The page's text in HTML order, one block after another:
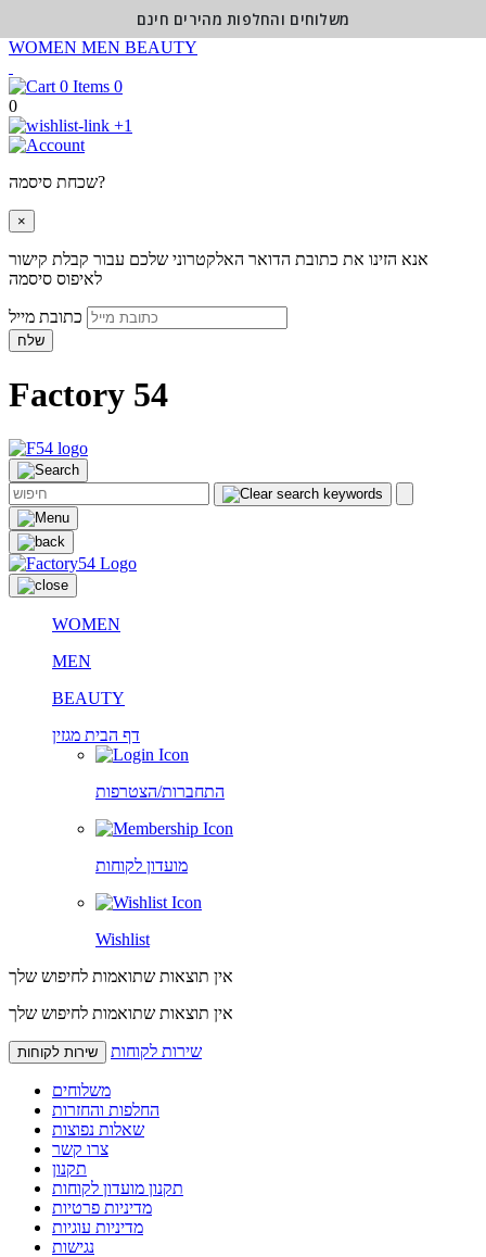
WOMEN MEN BEAUTY
0
0
+1
שכחת סיסמה?
×
אנא הזינו את כתובת הדואר האלקטרוני שלכם עבור קבלת קישור
לאיפוס סיסמה
שלח
Factory 54
WOMEN
MEN
BEAUTY
דף הבית מגזין
התחברות/הצטרפות
מועדון לקוחות
Wishlist
אין תוצאות שתואמות לחיפוש שלך
אין תוצאות שתואמות לחיפוש שלך
שירות לקוחות שירות לקוחות
משלוחים
החלפות והחזרות
שאלות נפוצות
צרו קשר
תקנון
תקנון מועדון לקוחות
מדיניות פרטיות
מדיניות עוגיות
נגישות
משלוחים והחלפות מהירים חינם